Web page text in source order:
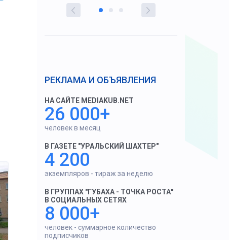
РЕКЛАМА И ОБЪЯВЛЕНИЯ
НА САЙТЕ MEDIAKUB.NET
26 000+
человек в месяц
В ГАЗЕТЕ "УРАЛЬСКИЙ ШАХТЕР"
4 200
экземпляров - тираж за неделю
В ГРУППАХ "ГУБАХА - ТОЧКА РОСТА"
В СОЦИАЛЬНЫХ СЕТЯХ
8 000+
человек - суммарное количество
подписчиков